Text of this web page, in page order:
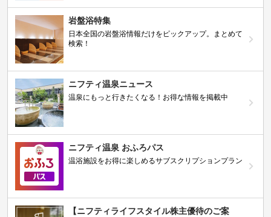
岩盤浴特集
日本全国の岩盤浴情報だけをピックアップ。まとめて
検索！
ニフティ温泉ニュース
温泉にもっと行きたくなる！お得な情報を掲載中
ニフティ温泉 おふろパス
温浴施設をお得に楽しめるサブスクリプションプラン
【ニフティライフスタイル株主優待のご案